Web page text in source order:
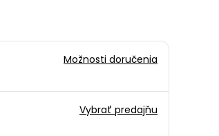
Možnosti doručenia
Vybrať predajňu